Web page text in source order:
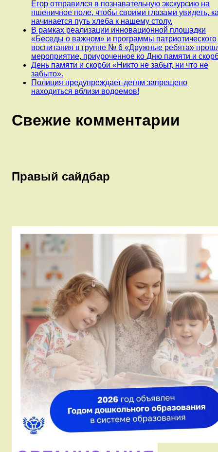
Егор отправился в познавательную экскурсию на
пшеничное поле, чтобы своими глазами увидеть,
начинается путь хлеба к нашему столу.
В рамках реализации инновационной площадки
«Беседы о важном» и программы патриотического
воспитания в группе № 6 «Дружные ребята»
мероприятие, приуроченное ко Дню памяти и
День памяти и скорби «Никто не забыт, ни что не
забыто».
Полиция предупреждает-детям запрещено
находиться вблизи водоемов!
Свежие комментарии
Правый сайдбар